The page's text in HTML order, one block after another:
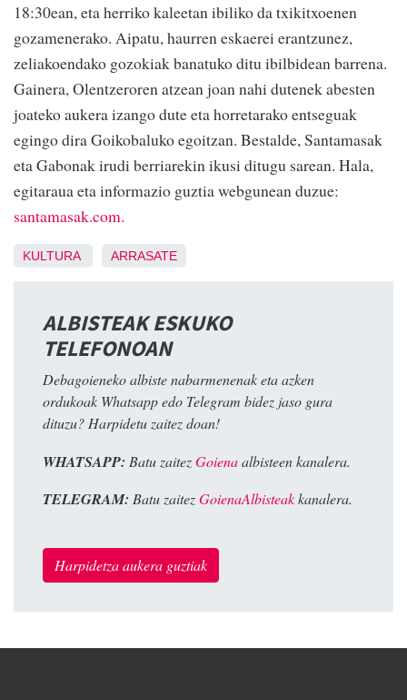
18:30ean, eta herriko kaleetan ibiliko da txikitxoenen
gozamenerako. Aipatu, haurren eskaerei erantzunez,
zeliakoendako gozokiak banatuko ditu ibilbidean barrena.
Gainera, Olentzeroren atzean joan nahi dutenek abesten
joateko aukera izango dute eta horretarako entseguak
egingo dira Goikobaluko egoitzan. Bestalde, Santamasak
eta Gabonak irudi berriarekin ikusi ditugu sarean. Hala,
egitaraua eta informazio guztia webgunean duzue:
santamasak.com.
KULTURA ARRASATE
ALBISTEAK ESKUKO
TELEFONOAN
Debagoieneko albiste nabarmenenak eta azken
ordukoak Whatsapp edo Telegram bidez jaso gura
dituzu? Harpidetu zaitez doan!
WHATSAPP: Batu zaitezGoienaalbisteen kanalera.
TELEGRAM: Batu zaitezGoienaAlbisteakkanalera.
Harpidetza aukera guztiak